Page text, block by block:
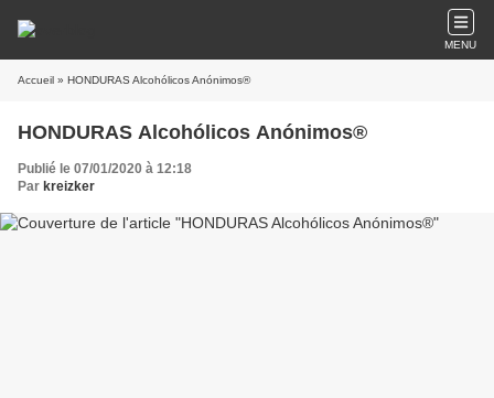
MENU
Accueil » HONDURAS Alcohólicos Anónimos®
HONDURAS Alcohólicos Anónimos®
Publié le 07/01/2020 à 12:18
Par kreizker